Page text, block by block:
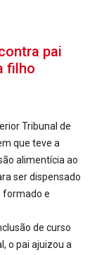
pai
filho
Tribunal de
que teve a
alimentícia ao
ser dispensado
formado e
de curso
o pai ajuizou a